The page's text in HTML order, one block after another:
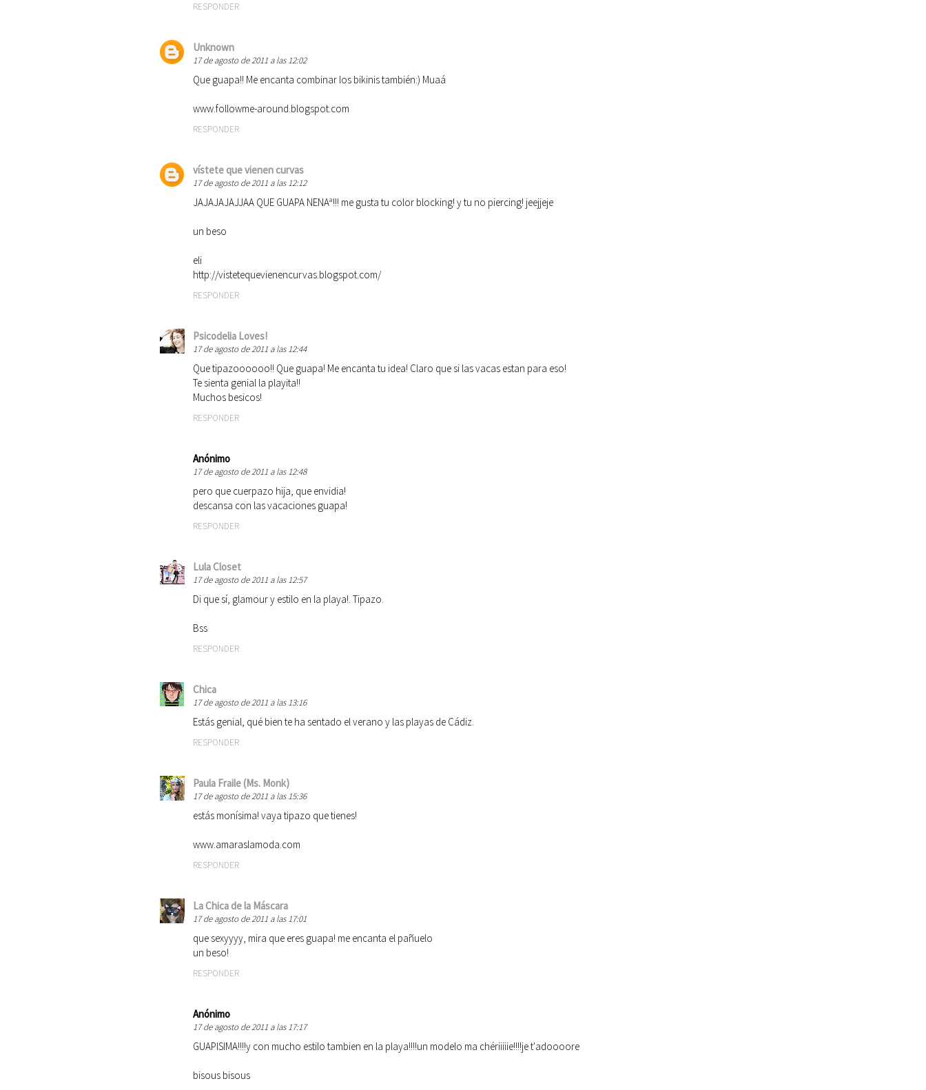
RESPONDER
Unknown
17 de agosto de 2011 a las 12:02
Que guapa!! Me encanta combinar los bikinis también:) Muaá
www.followme-around.blogspot.com
RESPONDER
vístete que vienen curvas
17 de agosto de 2011 a las 12:12
JAJAJAJAJJAA QUE GUAPA NENAª!!! me gusta tu color blocking! y tu no piercing! jeejjeje
un beso
eli
http://vistetequevienencurvas.blogspot.com/
RESPONDER
Psicodelia Loves!
17 de agosto de 2011 a las 12:44
Que tipazoooooo!! Que guapa! Me encanta tu idea! Claro que si las vacas estan para eso!
Te sienta genial la playita!!
Muchos besicos!
RESPONDER
Anónimo
17 de agosto de 2011 a las 12:48
pero que cuerpazo hija, que envidia!
descansa con las vacaciones guapa!
RESPONDER
Lula Closet
17 de agosto de 2011 a las 12:57
Di que sí, glamour y estilo en la playa!. Tipazo.
Bss
RESPONDER
Chica
17 de agosto de 2011 a las 13:16
Estás genial, qué bien te ha sentado el verano y las playas de Cádiz.
RESPONDER
Paula Fraile (Ms. Monk)
17 de agosto de 2011 a las 15:36
estás monísima! vaya tipazo que tienes!
www.amaraslamoda.com
RESPONDER
La Chica de la Máscara
17 de agosto de 2011 a las 17:01
que sexyyyy, mira que eres guapa! me encanta el pañuelo
un beso!
RESPONDER
Anónimo
17 de agosto de 2011 a las 17:17
GUAPISIMA!!!!y con mucho estilo tambien en la playa!!!!un modelo ma chériiiiie!!!!je t'adoooore
bisous bisous